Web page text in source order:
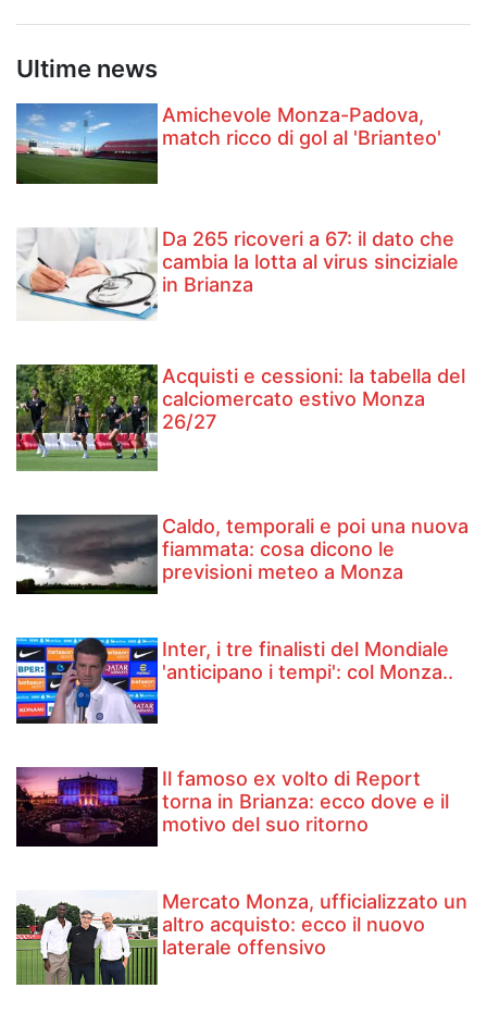
Ultime news
Amichevole Monza-Padova,
match ricco di gol al 'Brianteo'
Da 265 ricoveri a 67: il dato che
cambia la lotta al virus sinciziale
in Brianza
Acquisti e cessioni: la tabella del
calciomercato estivo Monza
26/27
Caldo, temporali e poi una nuova
fiammata: cosa dicono le
previsioni meteo a Monza
Inter, i tre finalisti del Mondiale
'anticipano i tempi': col Monza..
Il famoso ex volto di Report
torna in Brianza: ecco dove e il
motivo del suo ritorno
Mercato Monza, ufficializzato un
altro acquisto: ecco il nuovo
laterale offensivo